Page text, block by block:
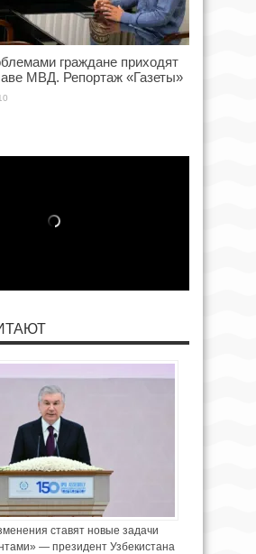
граждане приходят
МВД. Репортаж «Газеты»
ставят новые задачи
— президент Узбекистана